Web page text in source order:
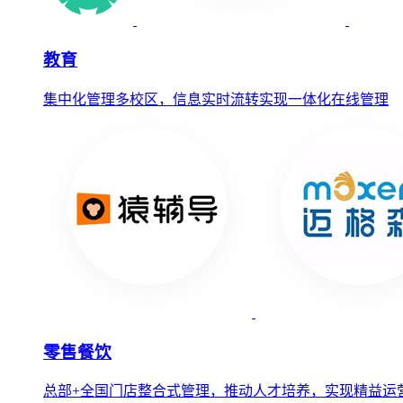
教育
集中化管理多校区，信息实时流转实现一体化在线管理
零售餐饮
总部+全国门店整合式管理，推动人才培养，实现精益运